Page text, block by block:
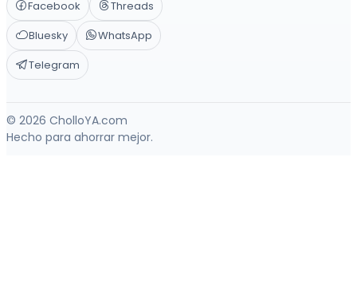
Facebook
Threads
Bluesky
WhatsApp
Telegram
© 2026 CholloYA.com
Hecho para ahorrar mejor.